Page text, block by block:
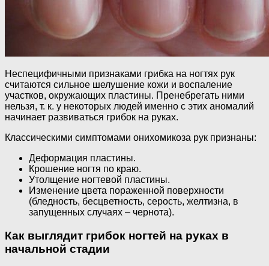
Неспецифичными признаками грибка на ногтях рук
считаются сильное шелушение кожи и воспаление
участков, окружающих пластины. Пренебрегать ними
нельзя, т. к. у некоторых людей именно с этих аномалий
начинает развиваться грибок на руках.
Классическими симптомами онихомикоза рук признаны:
Деформация пластины.
Крошение ногтя по краю.
Утолщение ногтевой пластины.
Изменение цвета пораженной поверхности
(бледность, бесцветность, серость, желтизна, в
запущенных случаях – чернота).
Как выглядит грибок ногтей на руках в
начальной стадии